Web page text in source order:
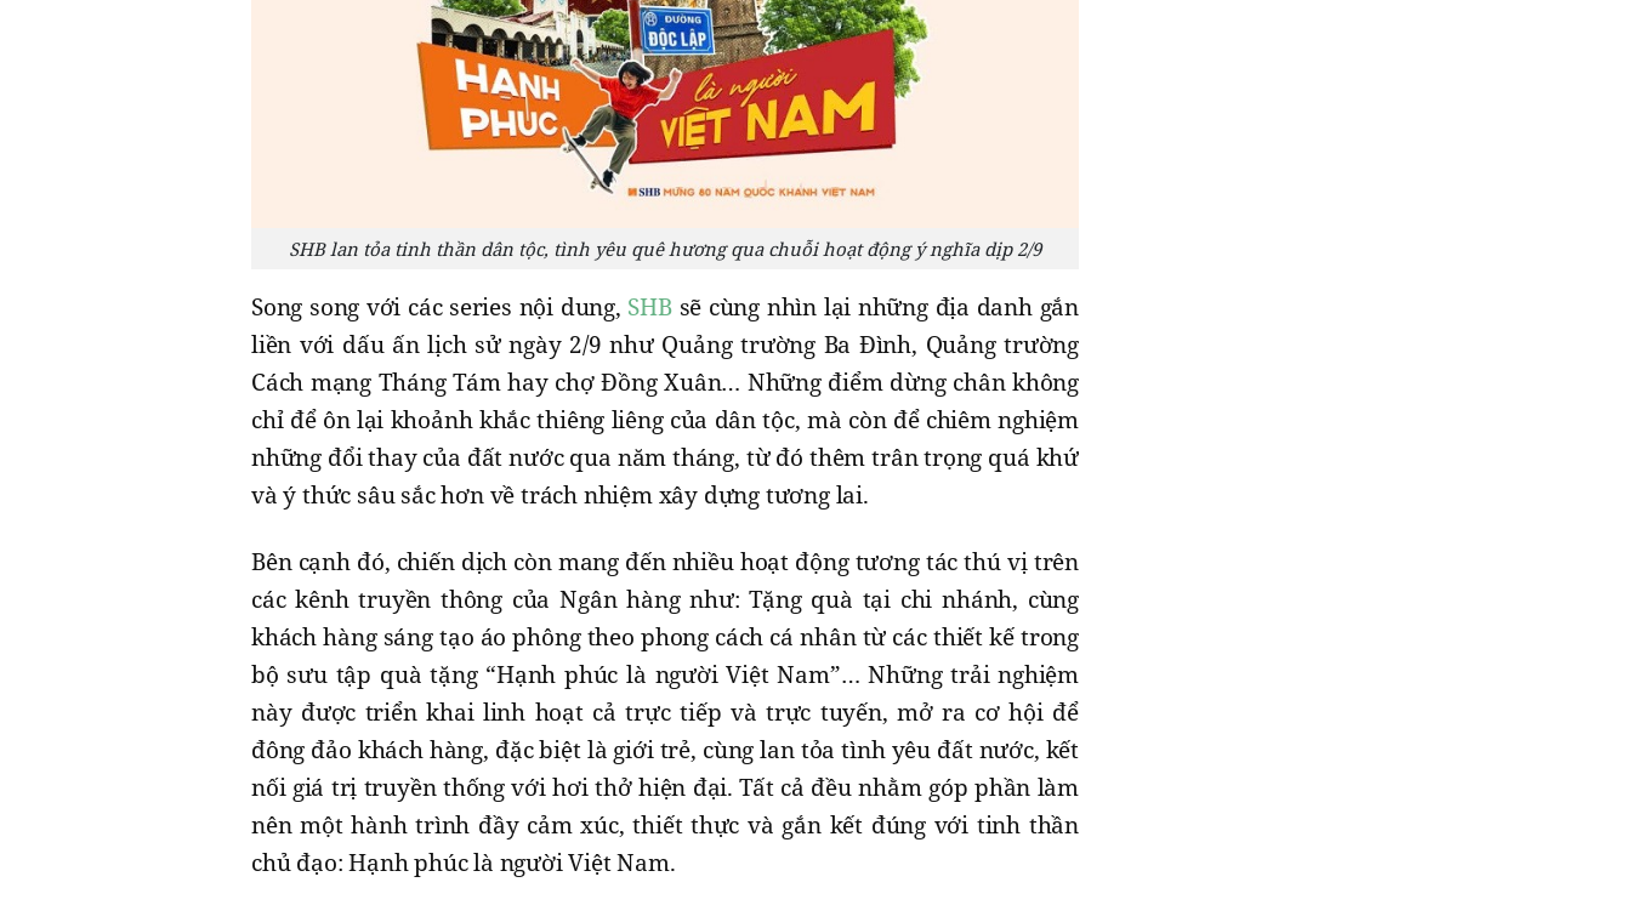
SHB lan tỏa tinh thần dân tộc, tình yêu quê hương qua chuỗi hoạt động ý nghĩa dịp 2/9
Song song với các series nội dung, SHBsẽ cùng nhìn lại những địa danh gắn
liền với dấu ấn lịch sử ngày 2/9 như Quảng trường Ba Đình, Quảng trường
Cách mạng Tháng Tám hay chợ Đồng Xuân… Những điểm dừng chân không
chỉ để ôn lại khoảnh khắc thiêng liêng của dân tộc, mà còn để chiêm nghiệm
những đổi thay của đất nước qua năm tháng, từ đó thêm trân trọng quá khứ
và ý thức sâu sắc hơn về trách nhiệm xây dựng tương lai.
Bên cạnh đó, chiến dịch còn mang đến nhiều hoạt động tương tác thú vị trên
các kênh truyền thông của Ngân hàng như: Tặng quà tại chi nhánh, cùng
khách hàng sáng tạo áo phông theo phong cách cá nhân từ các thiết kế trong
bộ sưu tập quà tặng “Hạnh phúc là người Việt Nam”… Những trải nghiệm
này được triển khai linh hoạt cả trực tiếp và trực tuyến, mở ra cơ hội để
đông đảo khách hàng, đặc biệt là giới trẻ, cùng lan tỏa tình yêu đất nước, kết
nối giá trị truyền thống với hơi thở hiện đại. Tất cả đều nhằm góp phần làm
nên một hành trình đầy cảm xúc, thiết thực và gắn kết đúng với tinh thần
chủ đạo: Hạnh phúc là người Việt Nam.